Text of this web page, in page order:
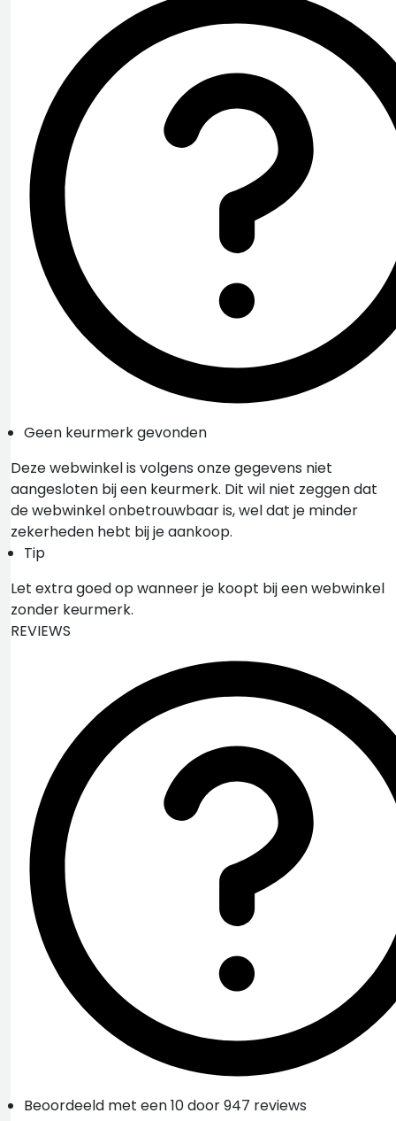
Geen keurmerk gevonden
Deze webwinkel is volgens onze gegevens niet
aangesloten bij een keurmerk. Dit wil niet zeggen dat
de webwinkel onbetrouwbaar is, wel dat je minder
zekerheden hebt bij je aankoop.
Tip
Let extra goed op wanneer je koopt bij een webwinkel
zonder keurmerk.
REVIEWS
Beoordeeld met een 10 door 947 reviews